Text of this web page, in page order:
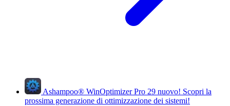
Ashampoo® WinOptimizer Pro 29 nuovo! Scopri la
prossima generazione di ottimizzazione dei sistemi!